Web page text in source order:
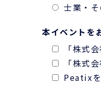
士業・
本イベントを
「株式
「株式
Peatix